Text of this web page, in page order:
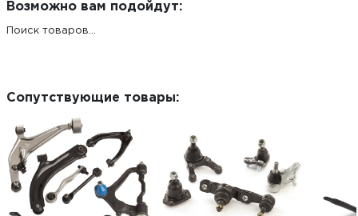
Возможно вам подойдут:
Поиск товаров...
Сопутствующие товары: